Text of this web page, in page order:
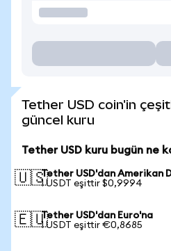
Tether USD coin'in
güncel kuru
Tether USD kuru bugün ne
🇺🇸Tether USD'dan Amerikan
1 USDT eşittir $0,9994
🇪🇺Tether USD'dan Euro'na
1 USDT eşittir €0,8685